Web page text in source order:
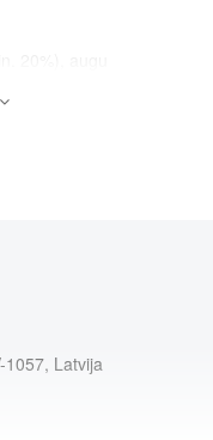
min eļļu. 4%),
15%
Latvija